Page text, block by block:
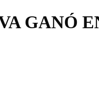
Sede
Deportivos
GANÓ